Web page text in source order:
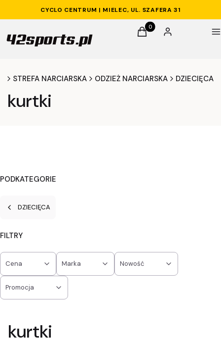
CYCLO CENTRUM | MIELEC, UL. SZAFERA 31
Produkty w koszyku: 0.
Koszyk Zaloguj się
STREFA NARCIARSKA ODZIEŻ NARCIARSKA DZIECIĘCA
kurtki
PODKATEGORIE
DZIECIĘCA
FILTRY
Cena Marka Nowość
Promocja
kurtki